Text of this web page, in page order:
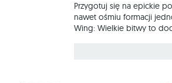
Przygotuj się na epickie
nawet ośmiu formacji
Wing: Wielkie bitwy to